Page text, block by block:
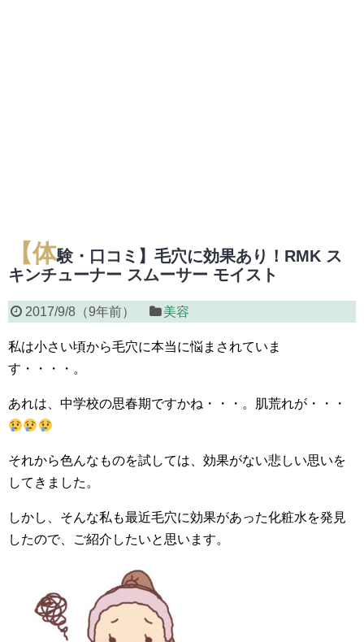
【体験・口コミ】毛穴に効果あり！RMK ス
キンチューナー スムーサー モイスト
2017/9/8（9年前） 美容
私は小さい頃から毛穴に本当に悩まされていま
す・・・・。
あれは、中学校の思春期ですかね・・・。肌荒れが・・・
それから色んなものを試しては、効果がない悲しい思いを
してきました。
しかし、そんな私も最近毛穴に効果があった化粧水を発見
したので、ご紹介したいと思います。